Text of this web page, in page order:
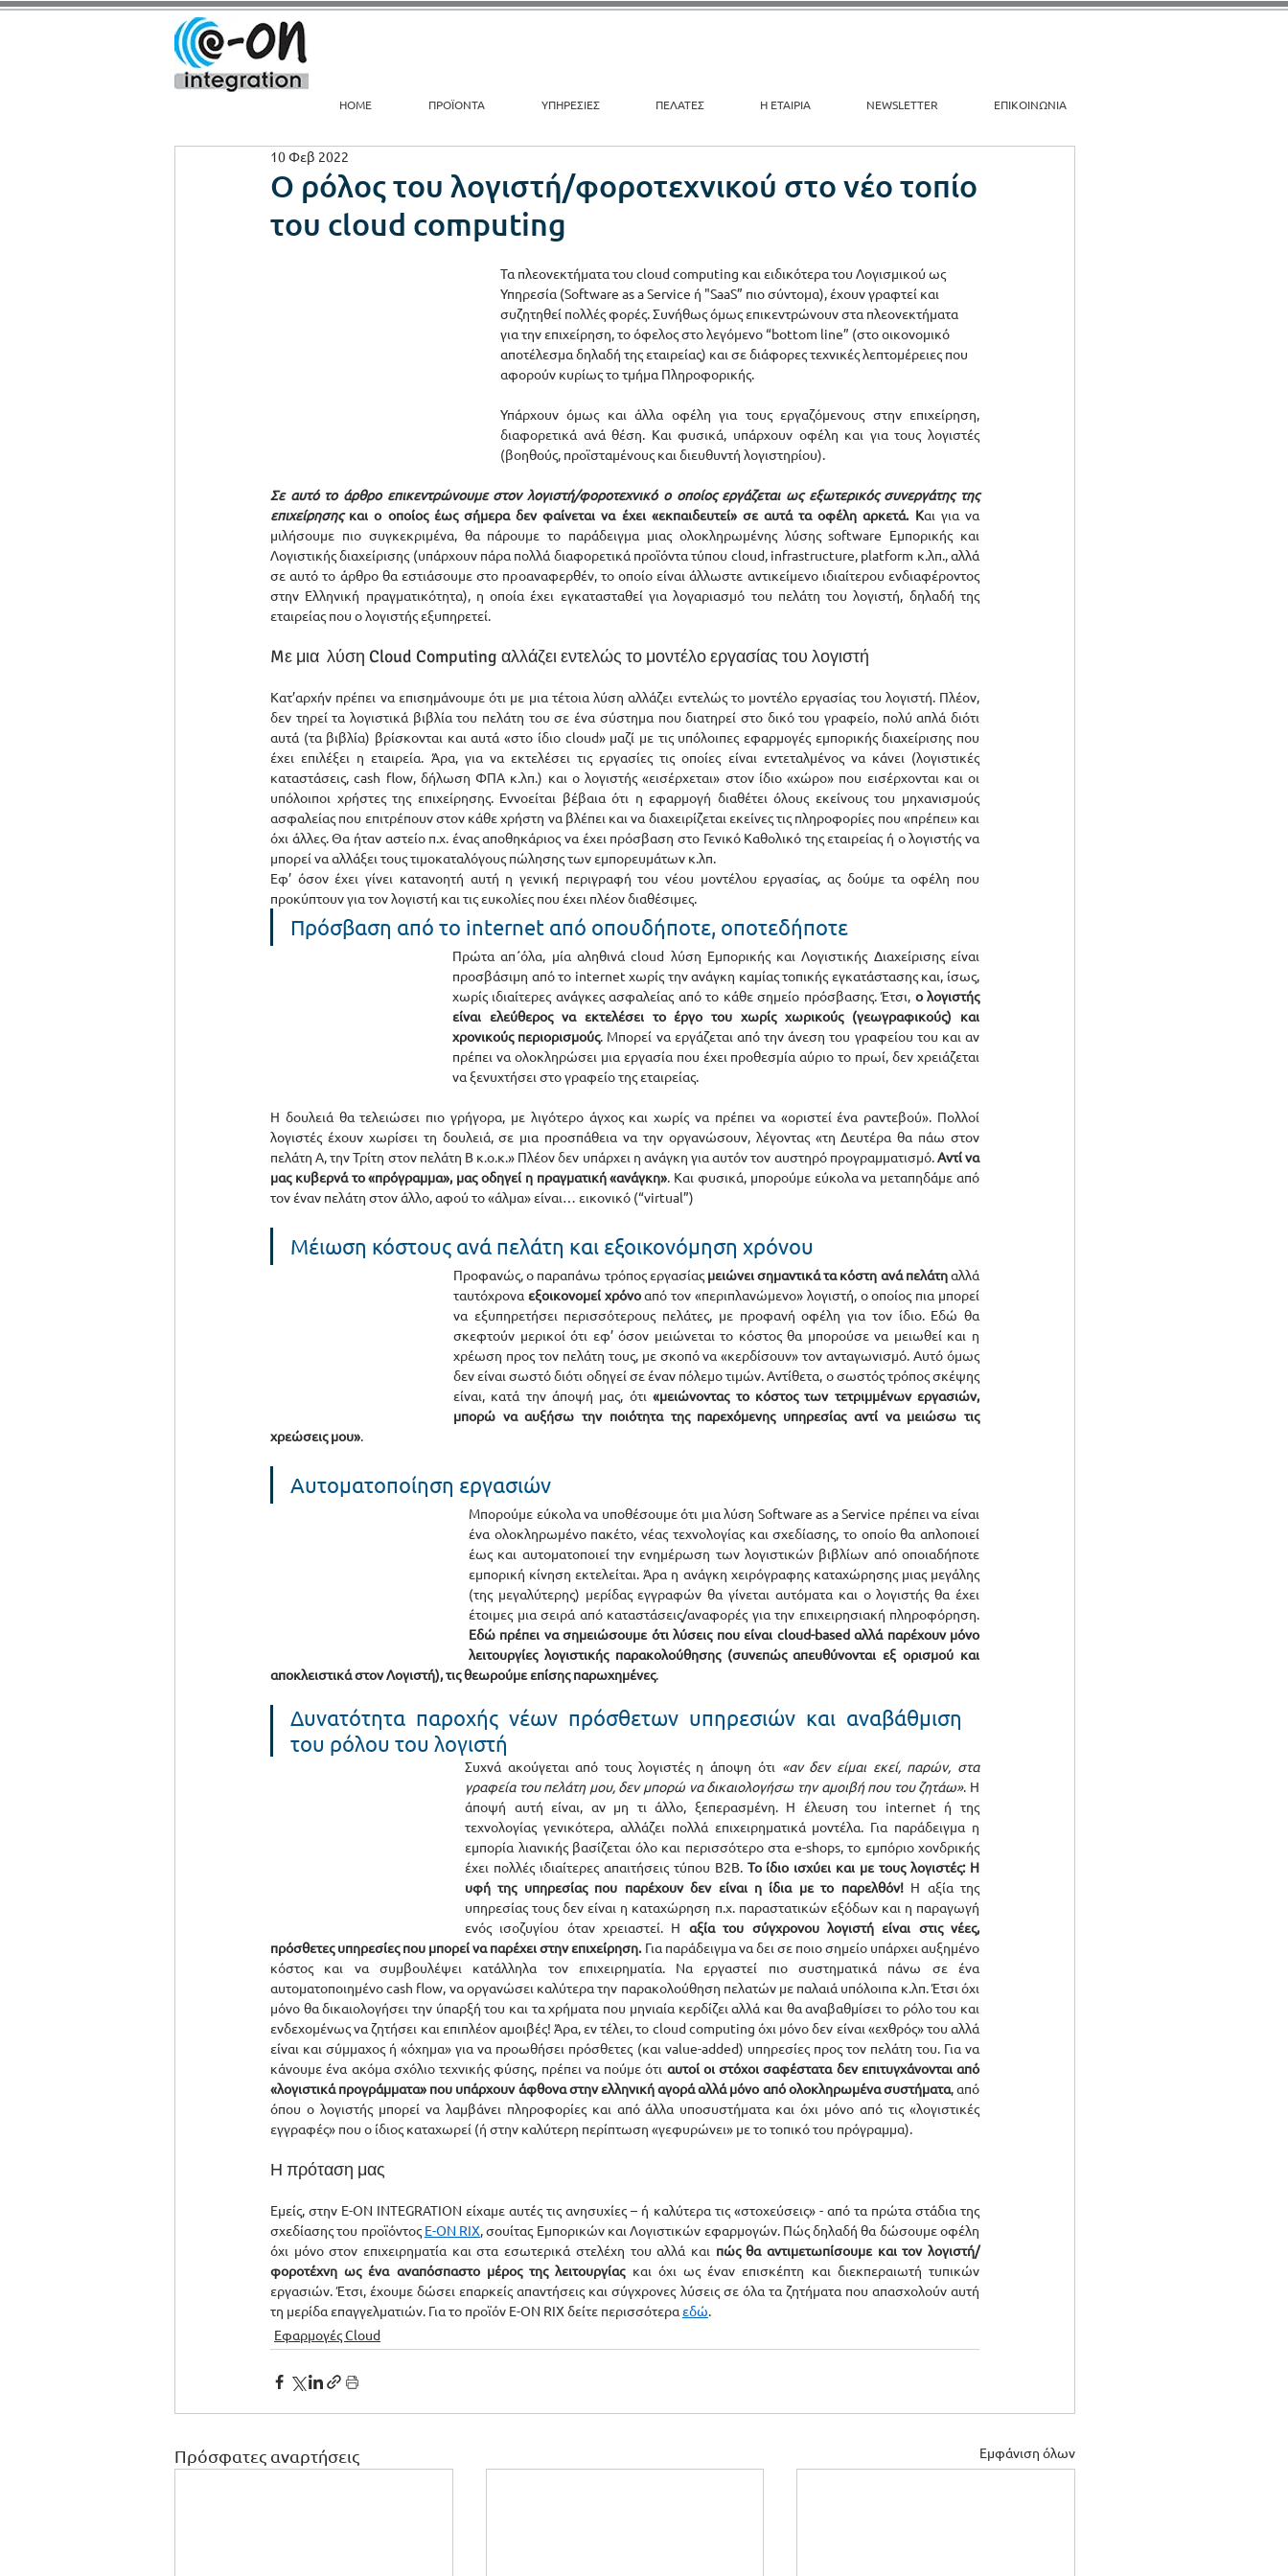
HOME ΠΡΟΪΟΝΤΑ ΥΠΗΡΕΣΙΕΣ ΠΕΛΑΤΕΣ Η ΕΤΑΙΡΙΑ NEWSLETTER ΕΠΙΚΟΙΝΩΝΙΑ
Ο ρόλος του λογιστή/φοροτεχνικού στο νέο τοπίο
του cloud computing
10 Φεβ 2022
Τα πλεονεκτήματα του cloud computing και ειδικότερα του Λογισμικού ως
Υπηρεσία (Software as a Service ή "SaaS” πιο σύντομα), έχουν γραφτεί και
συζητηθεί πολλές φορές. Συνήθως όμως επικεντρώνουν στα πλεονεκτήματα
για την επιχείρηση, το όφελος στο λεγόμενο “bottom line” (στο οικονομικό
αποτέλεσμα δηλαδή της εταιρείας) και σε διάφορες τεχνικές λεπτομέρειες που
αφορούν κυρίως το τμήμα Πληροφορικής.
Υπάρχουν όμως και άλλα οφέλη για τους εργαζόμενους στην επιχείρηση,
διαφορετικά ανά θέση. Και φυσικά, υπάρχουν οφέλη και για τους λογιστές
(βοηθούς, προϊσταμένους και διευθυντή λογιστηρίου).
Σε αυτό το άρθρο επικεντρώνουμε στον λογιστή/φοροτεχνικό ο οποίος εργάζεται ως εξωτερικός συνεργάτης της
επιχείρησης και ο οποίος έως σήμερα δεν φαίνεται να έχει «εκπαιδευτεί» σε αυτά τα οφέλη αρκετά. Και για να
μιλήσουμε πιο συγκεκριμένα, θα πάρουμε το παράδειγμα μιας ολοκληρωμένης λύσης software Εμπορικής και
Λογιστικής διαχείρισης (υπάρχουν πάρα πολλά διαφορετικά προϊόντα τύπου cloud, infrastructure, platform κ.λπ., αλλά
σε αυτό το άρθρο θα εστιάσουμε στο προαναφερθέν, το οποίο είναι άλλωστε αντικείμενο ιδιαίτερου ενδιαφέροντος
στην Ελληνική πραγματικότητα), η οποία έχει εγκατασταθεί για λογαριασμό του πελάτη του λογιστή, δηλαδή της
εταιρείας που ο λογιστής εξυπηρετεί.
Mε μια  λύση Cloud Computing αλλάζει εντελώς το μοντέλο εργασίας του λογιστή
Κατ’αρχήν πρέπει να επισημάνουμε ότι με μια τέτοια λύση αλλάζει εντελώς το μοντέλο εργασίας του λογιστή. Πλέον,
δεν τηρεί τα λογιστικά βιβλία του πελάτη του σε ένα σύστημα που διατηρεί στο δικό του γραφείο, πολύ απλά διότι
αυτά (τα βιβλία) βρίσκονται και αυτά «στο ίδιο cloud» μαζί με τις υπόλοιπες εφαρμογές εμπορικής διαχείρισης που
έχει επιλέξει η εταιρεία. Άρα, για να εκτελέσει τις εργασίες τις οποίες είναι εντεταλμένος να κάνει (λογιστικές
καταστάσεις, cash flow, δήλωση ΦΠΑ κ.λπ.) και ο λογιστής «εισέρχεται» στον ίδιο «χώρο» που εισέρχονται και οι
υπόλοιποι χρήστες της επιχείρησης. Εννοείται βέβαια ότι η εφαρμογή διαθέτει όλους εκείνους του μηχανισμούς
ασφαλείας που επιτρέπουν στον κάθε χρήστη να βλέπει και να διαχειρίζεται εκείνες τις πληροφορίες που «πρέπει» και
όχι άλλες. Θα ήταν αστείο π.χ. ένας αποθηκάριος να έχει πρόσβαση στο Γενικό Καθολικό της εταιρείας ή ο λογιστής να
μπορεί να αλλάξει τους τιμοκαταλόγους πώλησης των εμπορευμάτων κ.λπ.
Εφ’ όσον έχει γίνει κατανοητή αυτή η γενική περιγραφή του νέου μοντέλου εργασίας, ας δούμε τα οφέλη που
προκύπτουν για τον λογιστή και τις ευκολίες που έχει πλέον διαθέσιμες.
Πρόσβαση από το internet από οπουδήποτε, οποτεδήποτε
Πρώτα απ΄όλα, μία αληθινά cloud λύση Εμπορικής και Λογιστικής Διαχείρισης είναι
προσβάσιμη από το internet χωρίς την ανάγκη καμίας τοπικής εγκατάστασης και, ίσως,
χωρίς ιδιαίτερες ανάγκες ασφαλείας από το κάθε σημείο πρόσβασης. Έτσι, ο λογιστής
είναι ελεύθερος να εκτελέσει το έργο του χωρίς χωρικούς (γεωγραφικούς) και
χρονικούς περιορισμούς. Μπορεί να εργάζεται από την άνεση του γραφείου του και αν
πρέπει να ολοκληρώσει μια εργασία που έχει προθεσμία αύριο το πρωί, δεν χρειάζεται
να ξενυχτήσει στο γραφείο της εταιρείας.
Η δουλειά θα τελειώσει πιο γρήγορα, με λιγότερο άγχος και χωρίς να πρέπει να «οριστεί ένα ραντεβού». Πολλοί
λογιστές έχουν χωρίσει τη δουλειά, σε μια προσπάθεια να την οργανώσουν, λέγοντας «τη Δευτέρα θα πάω στον
πελάτη Α, την Τρίτη στον πελάτη Β κ.ο.κ.» Πλέον δεν υπάρχει η ανάγκη για αυτόν τον αυστηρό προγραμματισμό. Αντί να
μας κυβερνά το «πρόγραμμα», μας οδηγεί η πραγματική «ανάγκη». Και φυσικά, μπορούμε εύκολα να μεταπηδάμε από
τον έναν πελάτη στον άλλο, αφού το «άλμα» είναι… εικονικό (“virtual”)
Μέιωση κόστους ανά πελάτη και εξοικονόμηση χρόνου
Προφανώς, ο παραπάνω τρόπος εργασίας μειώνει σημαντικά τα κόστη ανά πελάτη αλλά
ταυτόχρονα εξοικονομεί χρόνο από τον «περιπλανώμενο» λογιστή, ο οποίος πια μπορεί
να εξυπηρετήσει περισσότερους πελάτες, με προφανή οφέλη για τον ίδιο. Εδώ θα
σκεφτούν μερικοί ότι εφ’ όσον μειώνεται το κόστος θα μπορούσε να μειωθεί και η
χρέωση προς τον πελάτη τους, με σκοπό να «κερδίσουν» τον ανταγωνισμό. Αυτό όμως
δεν είναι σωστό διότι οδηγεί σε έναν πόλεμο τιμών. Αντίθετα, ο σωστός τρόπος σκέψης
είναι, κατά την άποψή μας, ότι «μειώνοντας το κόστος των τετριμμένων εργασιών,
μπορώ να αυξήσω την ποιότητα της παρεχόμενης υπηρεσίας αντί να μειώσω τις
χρεώσεις μου».
Αυτοματοποίηση εργασιών
Μπορούμε εύκολα να υποθέσουμε ότι μια λύση Software as a Service πρέπει να είναι
ένα ολοκληρωμένο πακέτο, νέας τεχνολογίας και σχεδίασης, το οποίο θα απλοποιεί
έως και αυτοματοποιεί την ενημέρωση των λογιστικών βιβλίων από οποιαδήποτε
εμπορική κίνηση εκτελείται. Άρα η ανάγκη χειρόγραφης καταχώρησης μιας μεγάλης
(της μεγαλύτερης) μερίδας εγγραφών θα γίνεται αυτόματα και ο λογιστής θα έχει
Εδώ πρέπει να σημειώσουμε ότι λύσεις που είναι cloud-based αλλά παρέχουν μόνο
λειτουργίες λογιστικής παρακολούθησης (συνεπώς απευθύνονται εξ ορισμού και
αποκλειστικά στον Λογιστή), τις θεωρούμε επίσης παρωχημένες.
Δυνατότητα παροχής νέων πρόσθετων υπηρεσιών και αναβάθμιση
του ρόλου του λογιστή
Συχνά ακούγεται από τους λογιστές η άποψη ότι «αν δεν είμαι εκεί, παρών, στα
γραφεία του πελάτη μου, δεν μπορώ να δικαιολογήσω την αμοιβή που του ζητάω». Η
άποψή αυτή είναι, αν μη τι άλλο, ξεπερασμένη. Η έλευση του internet ή της
τεχνολογίας γενικότερα, αλλάζει πολλά επιχειρηματικά μοντέλα. Για παράδειγμα η
εμπορία λιανικής βασίζεται όλο και περισσότερο στα e-shops, το εμπόριο χονδρικής
έχει πολλές ιδιαίτερες απαιτήσεις τύπου B2B. Το ίδιο ισχύει και με τους λογιστές: Η
υφή της υπηρεσίας που παρέχουν δεν είναι η ίδια με το παρελθόν! Η αξία της
υπηρεσίας τους δεν είναι η καταχώρηση π.χ. παραστατικών εξόδων και η παραγωγή
ενός ισοζυγίου όταν χρειαστεί. Η αξία του σύγχρονου λογιστή είναι στις νέες,
πρόσθετες υπηρεσίες που μπορεί να παρέχει στην επιχείρηση. Για παράδειγμα να δει σε ποιο σημείο υπάρχει αυξημένο
κόστος και να συμβουλέψει κατάλληλα τον επιχειρηματία. Να εργαστεί πιο συστηματικά πάνω σε ένα
αυτοματοποιημένο cash flow, να οργανώσει καλύτερα την παρακολούθηση πελατών με παλαιά υπόλοιπα κ.λπ. Έτσι όχι
μόνο θα δικαιολογήσει την ύπαρξή του και τα χρήματα που μηνιαία κερδίζει αλλά και θα αναβαθμίσει το ρόλο του και
ενδεχομένως να ζητήσει και επιπλέον αμοιβές! Άρα, εν τέλει, το cloud computing όχι μόνο δεν είναι «εχθρός» του αλλά
είναι και σύμμαχος ή «όχημα» για να προωθήσει πρόσθετες (και value-added) υπηρεσίες προς τον πελάτη του. Για να
κάνουμε ένα ακόμα σχόλιο τεχνικής φύσης, πρέπει να πούμε ότι αυτοί οι στόχοι σαφέστατα δεν επιτυγχάνονται από
«λογιστικά προγράμματα» που υπάρχουν άφθονα στην ελληνική αγορά αλλά μόνο από ολοκληρωμένα συστήματα, από
όπου ο λογιστής μπορεί να λαμβάνει πληροφορίες και από άλλα υποσυστήματα και όχι μόνο από τις «λογιστικές
εγγραφές» που ο ίδιος καταχωρεί (ή στην καλύτερη περίπτωση «γεφυρώνει» με το τοπικό του πρόγραμμα).
Η πρόταση μας
Εμείς, στην E-ON INTEGRATION είχαμε αυτές τις ανησυχίες – ή καλύτερα τις «στοχεύσεις» - από τα πρώτα στάδια της
σχεδίασης του προϊόντος E-ON RIX, σουίτας Εμπορικών και Λογιστικών εφαρμογών. Πώς δηλαδή θα δώσουμε οφέλη
όχι μόνο στον επιχειρηματία και στα εσωτερικά στελέχη του αλλά και πώς θα αντιμετωπίσουμε και τον λογιστή/
φοροτέχνη ως ένα αναπόσπαστο μέρος της λειτουργίας και όχι ως έναν επισκέπτη και διεκπεραιωτή τυπικών
εργασιών. Έτσι, έχουμε δώσει επαρκείς απαντήσεις και σύγχρονες λύσεις σε όλα τα ζητήματα που απασχολούν αυτή
τη μερίδα επαγγελματιών. Για το προϊόν E-ON RIX δείτε περισσότερα εδώ.
Εφαρμογές Cloud
Πρόσφατες αναρτήσεις Εμφάνιση όλων